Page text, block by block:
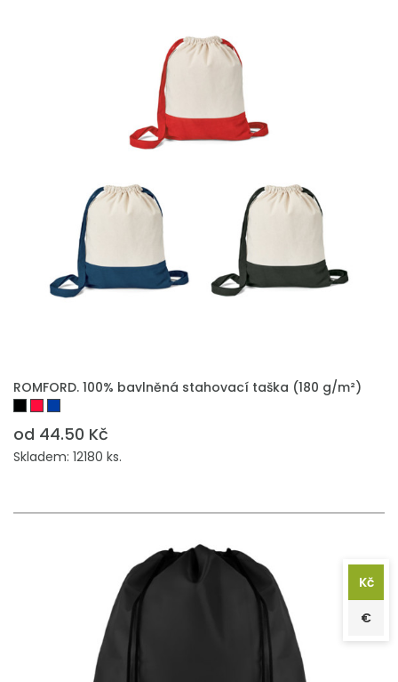
PŘIDAT DO POPTÁVKY
ROMFORD. 100% bavlněná stahovací taška (180 g/m²)
od 44.50 Kč
Skladem: 12180 ks.
Kč
€